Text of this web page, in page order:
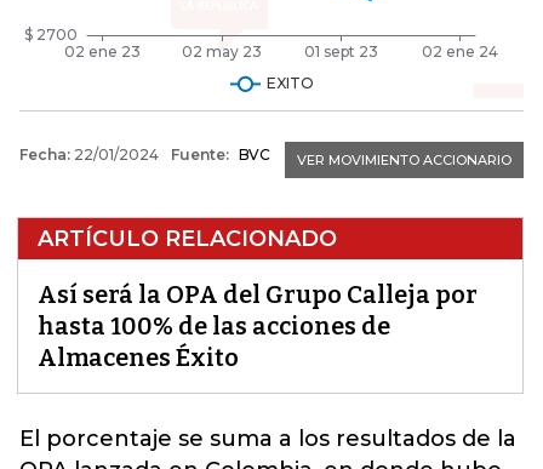
ARTÍCULO RELACIONADO
Así será la OPA del Grupo Calleja por
hasta 100% de las acciones de
Almacenes Éxito
El porcentaje se suma a los resultados de la